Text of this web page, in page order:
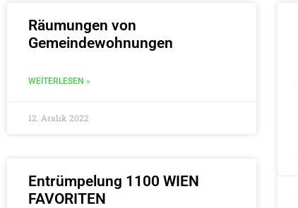
Räumungen von
Gemeindewohnungen
WEITERLESEN »
12. Aralık 2022
Entrümpelung 1100 WIEN
FAVORITEN